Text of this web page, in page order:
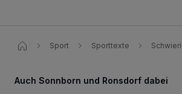
Sport Sporttexte
Auch Sonnborn und Ronsdorf dabei